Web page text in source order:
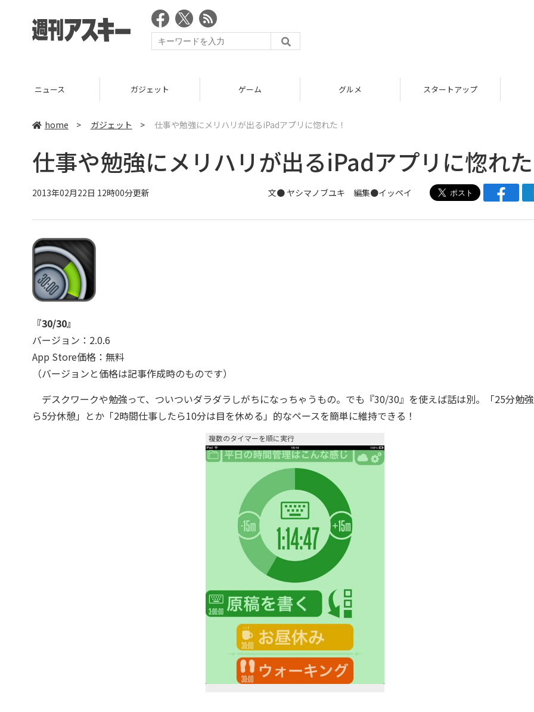
ニュース ガジェット ゲーム グルメ スタートアップ
home > ガジェット > 仕事や勉強にメリハリが出るiPadアプリに惚れた！
仕事や勉強にメリハリが出るiPadアプリに惚れた
2013年02月22日 12時00分更新 文● ヤシマノブユキ 編集●イッペイ
『30/30』
バージョン：2.0.6
App Store価格：無料
（バージョンと価格は記事作成時のものです）
デスクワークや勉強って、ついついダラダラしがちになっちゃうもの。でも『30/30』を使えば話は別。「25分勉
ら5分休憩」とか「2時間仕事したら10分は目を休める」的なペースを簡単に維持できる！
複数のタイマーを順に実行